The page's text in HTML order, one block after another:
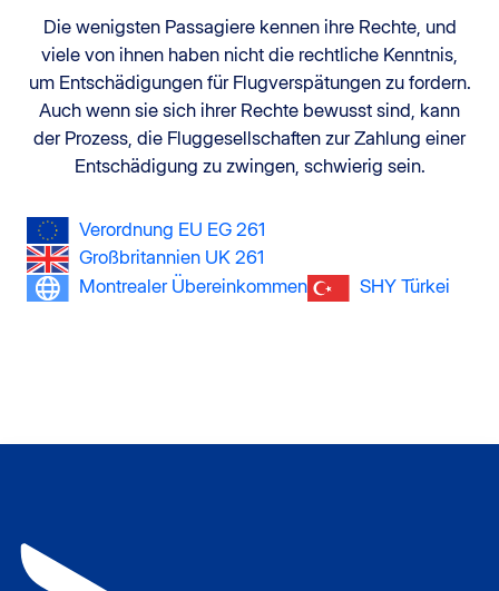
Die wenigsten Passagiere kennen ihre Rechte, und
viele von ihnen haben nicht die rechtliche Kenntnis,
um Entschädigungen für Flugverspätungen zu fordern.
Auch wenn sie sich ihrer Rechte bewusst sind, kann
der Prozess, die Fluggesellschaften zur Zahlung einer
Entschädigung zu zwingen, schwierig sein.
Verordnung EU EG 261
Großbritannien UK 261
Montrealer Übereinkommen
SHY Türkei